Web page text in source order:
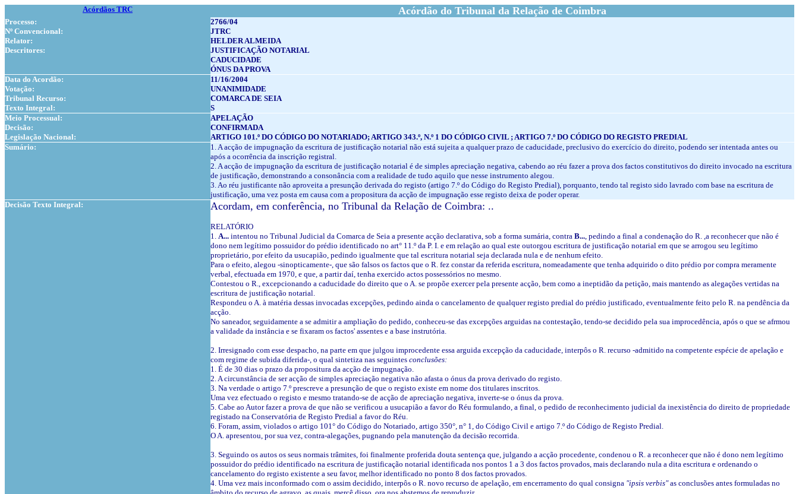
Acórdãos TRC Acórdão do Tribunal da Relação de Coimbra
Processo:
2766/04
Nº Convencional:
JTRC
Relator:
HELDER ALMEIDA
Descritores:
JUSTIFICAÇÃO NOTARIAL
CADUCIDADE
ÓNUS DA PROVA
Data do Acordão:
11/16/2004
Votação:
UNANIMIDADE
Tribunal Recurso:
COMARCA DE SEIA
Texto Integral:
S
Meio Processual:
APELAÇÃO
Decisão:
CONFIRMADA
Legislação Nacional:
ARTIGO 101.º DO CÓDIGO DO NOTARIADO; ARTIGO 343.º, N.º 1 DO CÓDIGO CIVIL ; ARTIGO 7.º DO CÓDIGO DO REGISTO PREDIAL
Sumário:
1. A acção de impugnação da escritura de justificação notarial não está sujeita a qualquer prazo de caducidade, preclusivo do exercício do direito, podendo ser intentada antes ou
após a ocorrência da inscrição registral.
2. A acção de impugnação da escritura de justificação notarial é de simples apreciação negativa, cabendo ao réu fazer a prova dos factos constitutivos do direito invocado na escritura
de justificação, demonstrando a consonância com a realidade de tudo aquilo que nesse instrumento alegou.
3. Ao réu justificante não aproveita a presunção derivada do registo (artigo 7.º do Código do Registo Predial), porquanto, tendo tal registo sido lavrado com base na escritura de
justificação, uma vez posta em causa com a propositura da acção de impugnação esse registo deixa de poder operar.
Decisão Texto Integral:
Acordam, em conferência, no Tribunal da Relação de Coimbra: ..
RELATÓRIO
1. A... intentou no Tribunal Judicial da Comarca de Seia a presente acção declarativa, sob a forma sumária, contra B..., pedindo a final a condenação do R. ,a reconhecer que não é
dono nem legítimo possuidor do prédio identificado no art° 11.º da P. I. e em relação ao qual este outorgou escritura de justificação notarial em que se arrogou seu legítimo
proprietário, por efeito da usucapião, pedindo igualmente que tal escritura notarial seja declarada nula e de nenhum efeito.
Para o efeito, alegou -sinopticamente-, que são falsos os factos que o R. fez constar da referida escritura, nomeadamente que tenha adquirido o dito prédio por compra meramente
verbal, efectuada em 1970, e que, a partir daí, tenha exercido actos possessórios no mesmo.
Contestou o R., excepcionando a caducidade do direito que o A. se propõe exercer pela presente acção, bem como a ineptidão da petição, mais mantendo as alegações vertidas na
escritura de justificação notarial.
Respondeu o A. à matéria dessas invocadas excepções, pedindo ainda o cancelamento de qualquer registo predial do prédio justificado, eventualmente feito pelo R. na pendência da
acção.
No saneador, seguidamente a se admitir a ampliação do pedido, conheceu-se das excepções arguidas na contestação, tendo-se decidido pela sua improcedência, após o que se afrmou
a validade da instância e se fixaram os factos' assentes e a base instrutória.
2. Irresignado com esse despacho, na parte em que julgou improcedente essa arguida excepção da caducidade, interpôs o R. recurso -admitido na competente espécie de apelação e
com regime de subida diferida-, o qual sintetiza nas seguintes conclusões:
1. É de 30 dias o prazo da propositura da acção de impugnação.
2. A circunstância de ser acção de simples apreciação negativa não afasta o ónus da prova derivado do registo.
3. Na verdade o artigo 7.º prescreve a presunção de que o registo existe em nome dos titulares inscritos.
Uma vez efectuado o registo e mesmo tratando-se de acção de apreciação negativa, inverte-se o ónus da prova.
5. Cabe ao Autor fazer a prova de que não se verificou a usucapião a favor do Réu formulando, a final, o pedido de reconhecimento judicial da inexistência do direito de propriedade
registado na Conservatória de Registo Predial a favor do Réu.
6. Foram, assim, violados o artigo 101° do Código do Notariado, artigo 350°, n° 1, do Código Civil e artigo 7.º do Código de Registo Predial.
O A. apresentou, por sua vez, contra-alegações, pugnando pela manutenção da decisão recorrida.
3. Seguindo os autos os seus normais trâmites, foi finalmente proferida douta sentença que, julgando a acção procedente, condenou o R. a reconhecer que não é dono nem legítimo
possuidor do prédio identificado na escritura de justificação notarial identificada nos pontos 1 a 3 dos factos provados, mais declarando nula a dita escritura e ordenando o
cancelamento do registo existente a seu favor, melhor identificado no ponto 8 dos factos provados.
4. Uma vez mais inconformado com o assim decidido, interpôs o R. novo recurso de apelação, em encerramento do qual consigna "ipsis verbis"as conclusões antes formuladas no